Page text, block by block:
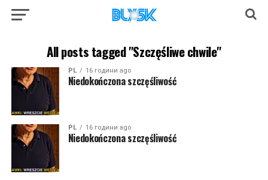
All posts tagged "Szczęśliwe chwile"
PL 16 години ago
Niedokończona szczęśliwość
PL 16 години ago
Niedokończona szczęśliwość